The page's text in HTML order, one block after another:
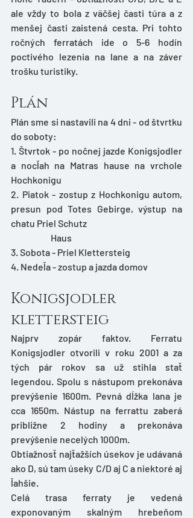
ale vždy to bola z väčšej časti túra a z
menšej časti zaistená cesta. Pri tohto
ročných ferratách ide o 5-6 hodín
poctivého lezenia na lane a na záver
trošku turistiky.
Plán
Plán sme si nastavili na 4 dni - od štvrtku
do soboty:
1. Štvrtok - po nočnej jazde Konigsjodler
a nocľah na Matras hause na vrchole
Hochkonigu
2. Piatok - zostup z Hochkonigu autom,
presun pod Totes Gebirge, výstup na
chatu Priel Schutz
                      Haus
3. Sobota - Priel Klettersteig
4. Nedeľa - zostup a jazda domov
Konigsjodler
klettersteig
Najprv zopár faktov. Ferratu
Konigsjodler otvorili v roku 2001 a za
tých pár rokov sa už stihla stať
legendou. Spolu s nástupom prekonáva
prevýšenie 1600m. Pevná dĺžka lana je
cca 1650m. Nástup na ferrattu zaberá
približne 2 hodiny a prekonáva
prevýšenie necelých 1000m.
Obtiažnosť najťažších úsekov je udávaná
ako D, sú tam úseky C/D aj C a niektoré aj
ľahšie.
Celá trasa ferraty je vedená
exponovaným skalným hrebeňom